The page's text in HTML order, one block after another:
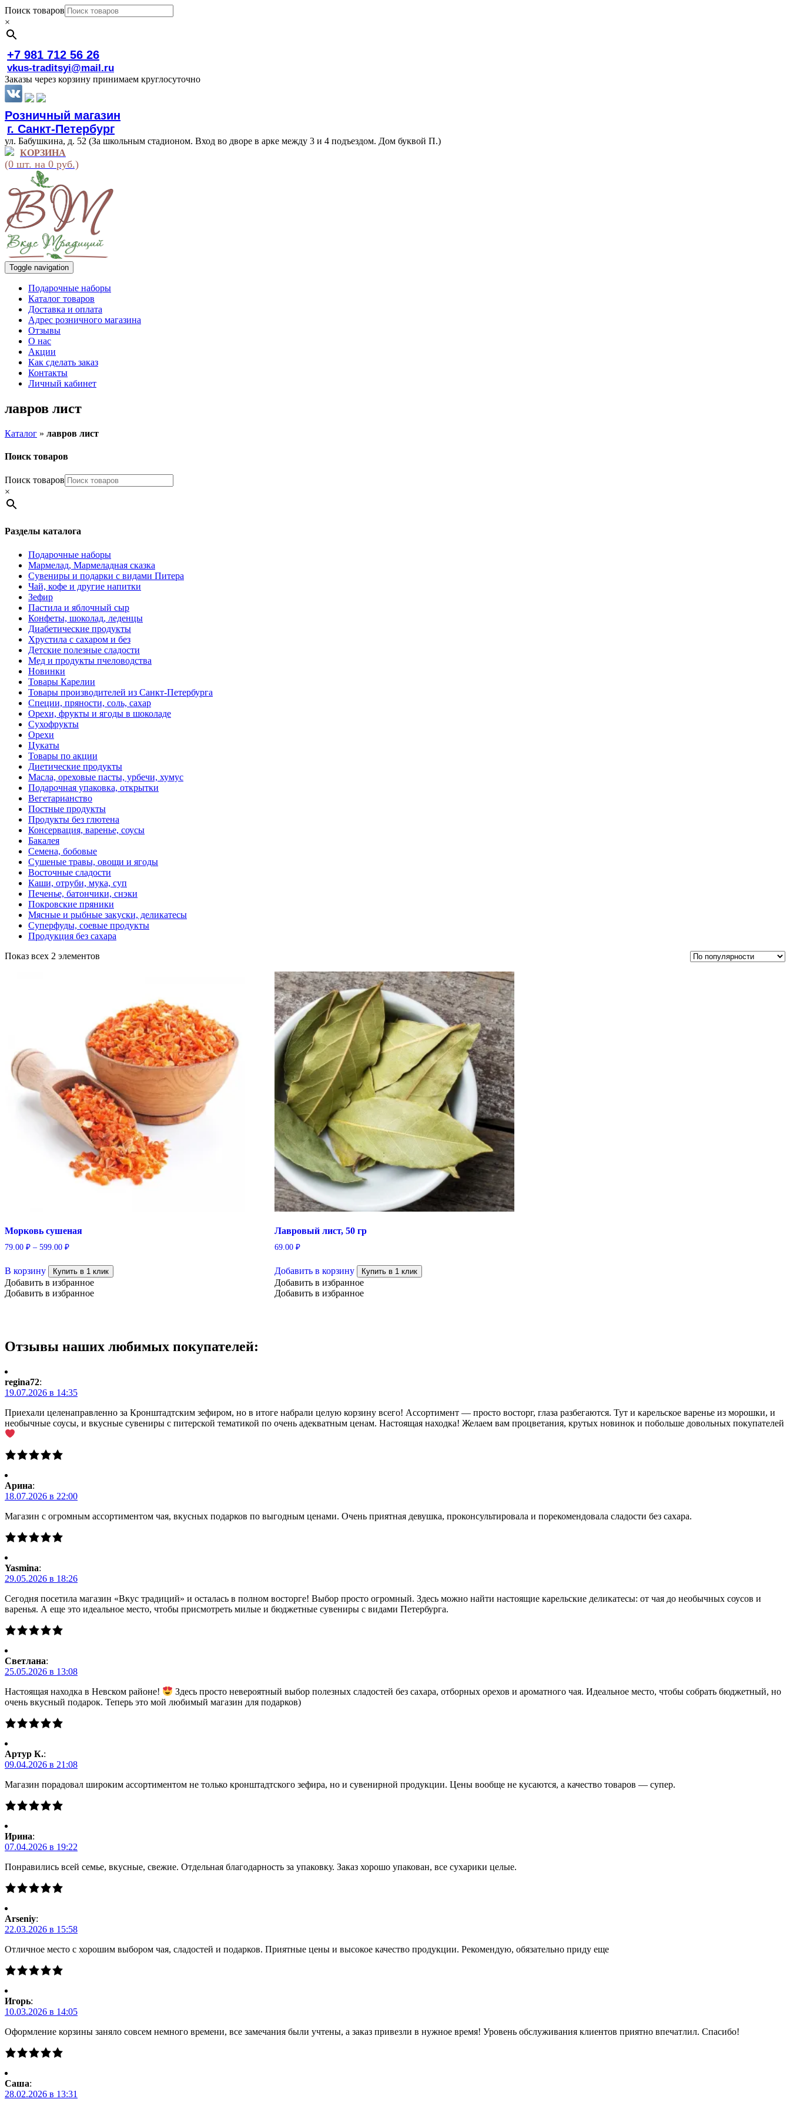
Поиск товаров
×
+7 981 712 56 26
vkus-traditsyi@mail.ru
Заказы через корзину принимаем круглосуточно
Розничный магазин
г. Санкт-Петербург
ул. Бабушкина, д. 52 (За школьным стадионом. Вход во дворе в арке между 3 и 4 подъездом. Дом буквой П.)
КОРЗИНА
(0 шт. на 0 руб.)
Toggle navigation
Подарочные наборы
Каталог товаров
Доставка и оплата
Адрес розничного магазина
Отзывы
О нас
Акции
Как сделать заказ
Контакты
Личный кабинет
лавров лист
Каталог » лавров лист
Поиск товаров
Поиск товаров
×
Разделы каталога
Подарочные наборы
Мармелад, Мармеладная сказка
Сувениры и подарки с видами Питера
Чай, кофе и другие напитки
Зефир
Пастила и яблочный сыр
Конфеты, шоколад, леденцы
Диабетические продукты
Хрустила с сахаром и без
Детские полезные сладости
Мед и продукты пчеловодства
Новинки
Товары Карелии
Товары производителей из Санкт-Петербурга
Специи, пряности, соль, сахар
Орехи, фрукты и ягоды в шоколаде
Сухофрукты
Орехи
Цукаты
Товары по акции
Диетические продукты
Масла, ореховые пасты, урбечи, хумус
Подарочная упаковка, открытки
Вегетарианство
Постные продукты
Продукты без глютена
Консервация, варенье, соусы
Бакалея
Семена, бобовые
Сушеные травы, овощи и ягоды
Восточные сладости
Каши, отруби, мука, суп
Печенье, батончики, снэки
Покровские пряники
Мясные и рыбные закуски, деликатесы
Суперфуды, соевые продукты
Продукция без сахара
Показ всех 2 элементов
Морковь сушеная
79.00 ₽ – 599.00 ₽
В корзинутовар
имеет
несколько
на
Купить в 1 клик
Добавить в избранное
Добавить в избранное
Лавровый лист, 50 гр
69.00 ₽
Добавить в корзину Купить в 1 клик
Добавить в избранное
Добавить в избранное
Отзывы наших любимых покупателей:
regina72:
19.07.2026 в 14:35
Приехали целенаправленно за Кронштадтским зефиром, но в итоге набрали целую корзину всего! Ассортимент — просто восторг, глаза разбегаются. Тут и карельское варенье из морошки, и
необычные соусы, и вкусные сувениры с питерской тематикой по очень адекватным ценам. Настоящая находка! Желаем вам процветания, крутых новинок и побольше довольных покупателей
Арина:
18.07.2026 в 22:00
Магазин с огромным ассортиментом чая, вкусных подарков по выгодным ценами. Очень приятная девушка, проконсультировала и порекомендовала сладости без сахара.
Yasmina:
29.05.2026 в 18:26
Сегодня посетила магазин «Вкус традиций» и осталась в полном восторге! Выбор просто огромный. Здесь можно найти настоящие карельские деликатесы: от чая до необычных соусов и
варенья. А еще это идеальное место, чтобы присмотреть милые и бюджетные сувениры с видами Петербурга.
Светлана:
25.05.2026 в 13:08
Настоящая находка в Невском районе!
Здесь просто невероятный выбор полезных сладостей без сахара, отборных орехов и ароматного чая. Идеальное место, чтобы собрать бюджетный, но
очень вкусный подарок. Теперь это мой любимый магазин для подарков)
Артур К.:
09.04.2026 в 21:08
Магазин порадовал широким ассортиментом не только кронштадтского зефира, но и сувенирной продукции. Цены вообще не кусаются, а качество товаров — супер.
Ирина:
07.04.2026 в 19:22
Понравились всей семье, вкусные, свежие. Отдельная благодарность за упаковку. Заказ хорошо упакован, все сухарики целые.
Arseniy:
22.03.2026 в 15:58
Отличное место с хорошим выбором чая, сладостей и подарков. Приятные цены и высокое качество продукции. Рекомендую, обязательно приду еще
Игорь:
10.03.2026 в 14:05
Оформление корзины заняло совсем немного времени, все замечания были учтены, а заказ привезли в нужное время! Уровень обслуживания клиентов приятно впечатлил. Спасибо!
Саша:
28.02.2026 в 13:31